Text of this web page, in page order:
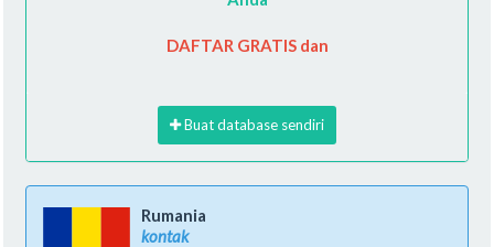
DAFTAR GRATIS dan
Buat database sendiri
Rumania
kontak